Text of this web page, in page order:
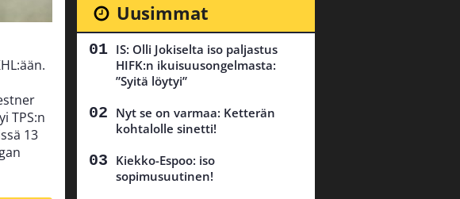
TPS:n
13
Uusimmat
IS: Olli Jokiselta iso paljastus
HIFK:n ikuisuusongelmasta:
”Syitä löytyi”
Nyt se on varmaa: Ketterän
kohtalolle sinetti!
Kiekko-Espoo: iso
sopimusuutinen!